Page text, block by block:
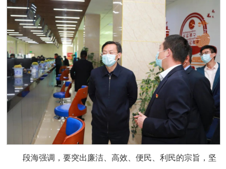
段海强调，要突出廉洁、高效、便民、利民的宗旨，坚